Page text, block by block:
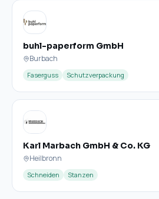
buhl-paperform GmbH
Burbach
Faserguss Schutzverpackung
Karl Marbach GmbH & Co. KG
Heilbronn
Schneiden Stanzen